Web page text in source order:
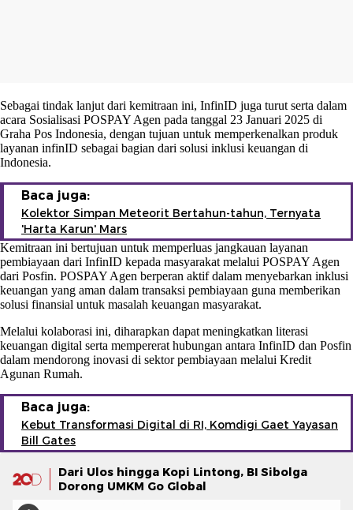
Sebagai tindak lanjut dari kemitraan ini, InfinID juga turut serta dalam
acara Sosialisasi POSPAY Agen pada tanggal 23 Januari 2025 di
Graha Pos Indonesia, dengan tujuan untuk memperkenalkan produk
layanan infinID sebagai bagian dari solusi inklusi keuangan di
Indonesia.
Baca juga:
Kolektor Simpan Meteorit Bertahun-tahun, Ternyata
'Harta Karun' Mars
Kemitraan ini bertujuan untuk memperluas jangkauan layanan
pembiayaan dari InfinID kepada masyarakat melalui POSPAY Agen
dari Posfin. POSPAY Agen berperan aktif dalam menyebarkan inklusi
keuangan yang aman dalam transaksi pembiayaan guna memberikan
solusi finansial untuk masalah keuangan masyarakat.
Melalui kolaborasi ini, diharapkan dapat meningkatkan literasi
keuangan digital serta mempererat hubungan antara InfinID dan Posfin
dalam mendorong inovasi di sektor pembiayaan melalui Kredit
Agunan Rumah.
Baca juga:
Kebut Transformasi Digital di RI, Komdigi Gaet Yayasan
Bill Gates
Dari Ulos hingga Kopi Lintong, BI Sibolga
Dorong UMKM Go Global